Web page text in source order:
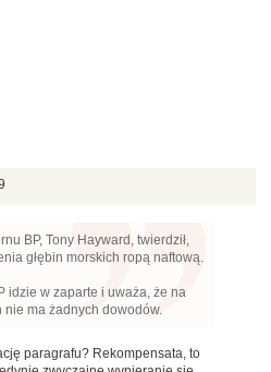
BP, Tony Hayward, twierdził,
głębin morskich ropą naftową.
idzie w zaparte i uważa, że na
nie ma żadnych dowodów.
paragrafu? Rekompensata, to